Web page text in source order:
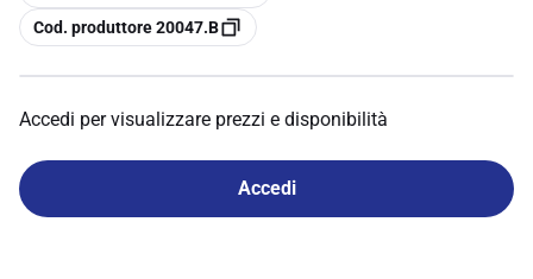
copia
Cod. produttore 20047.B
Accedi per visualizzare prezzi e disponibilità
Accedi